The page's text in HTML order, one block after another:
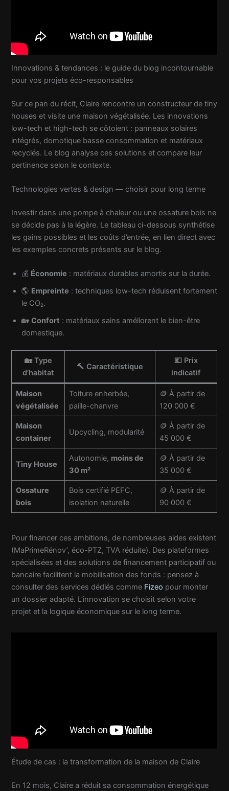
Innovations & tendances : le guide du blog incontournable
pour vos projets éco-responsables
Sur ce pan du récit, Claire rencontre un constructeur de tiny
houses et visite une maison végétalisée. Les innovations
low-tech et high-tech se côtoient : panneaux solaires
intégrés, domotique basse consommation et matériaux
recyclés. Le blog analyse ces solutions et compare leur
pertinence selon le contexte.
Technologies vertes & design — choisir pour long terme
Investir dans une pompe à chaleur ou une ossature bois ne
se décide pas à la légère. Le tableau ci-dessous synthétise
les gains possibles et les coûts d’entrée, en lien direct avec
les exemples concrets présents sur le blog.
💰 Économie : matériaux durables amortis sur la durée.
🌎 Empreinte : techniques low-tech réduisent fortement
le CO₂.
🏡Confort : matériaux sains améliorent le bien-être
domestique.
🏡 Type
d’habitat
🔨 Caractéristique
💶 Prix
indicatif
Maison
végétalisée
Toiture enherbée,
paille-chanvre
🪙 À partir de
120 000 €
Maison
container
Upcycling, modularité
🪙 À partir de
45 000 €
Tiny House
Autonomie, moins de
30 m²
🪙 À partir de
35 000 €
Ossature
bois
Bois certifié PEFC,
isolation naturelle
🪙 À partir de
90 000 €
Pour financer ces ambitions, de nombreuses aides existent
(MaPrimeRénov’, éco-PTZ, TVA réduite). Des plateformes
spécialisées et des solutions de financement participatif ou
bancaire facilitent la mobilisation des fonds : pensez à
consulter des services dédiés comme Fizeo pour monter
un dossier adapté. L’innovation se choisit selon votre
projet et la logique économique sur le long terme.
Étude de cas : la transformation de la maison de Claire
En 12 mois, Claire a réduit sa consommation énergétique